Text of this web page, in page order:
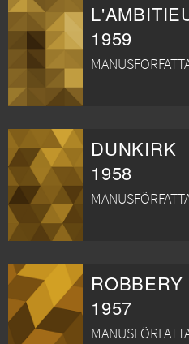
1959
DUNKIRK
1958
1957